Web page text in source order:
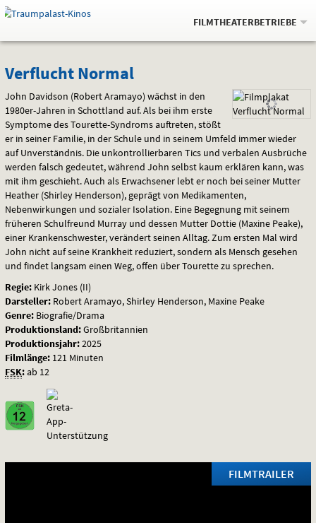
Springe
zum
,zum
.
Navigation
Service
Gehe
zur
Auswahl
FILMTHEATERBETRIEBE
Verflucht
Normal
Verflucht Normal
John Davidson (Robert Aramayo) wächst in den
1980er-Jahren in Schottland auf. Als bei ihm erste
Symptome des Tourette-Syndroms auftreten, stößt
er in seiner Familie, in der Schule und in seinem Umfeld immer wieder
auf Unverständnis. Die unkontrollierbaren Tics und verbalen Ausbrüche
werden falsch gedeutet, während John selbst kaum erklären kann, was
mit ihm geschieht. Auch als Erwachsener lebt er noch bei seiner Mutter
Heather (Shirley Henderson), geprägt von Medikamenten,
Nebenwirkungen und sozialer Isolation. Eine Begegnung mit seinem
früheren Schulfreund Murray und dessen Mutter Dottie (Maxine Peake),
einer Krankenschwester, verändert seinen Alltag. Zum ersten Mal wird
John nicht auf seine Krankheit reduziert, sondern als Mensch gesehen
und findet langsam einen Weg, offen über Tourette zu sprechen.
Regie: Kirk Jones (II)
Darsteller: Robert Aramayo, Shirley Henderson, Maxine Peake
Genre: Biografie/Drama
Produktionsland:Großbritannien
Produktionsjahr:2025
Filmlänge: 121 Minuten
FSK:ab 12
FILMTRAILER